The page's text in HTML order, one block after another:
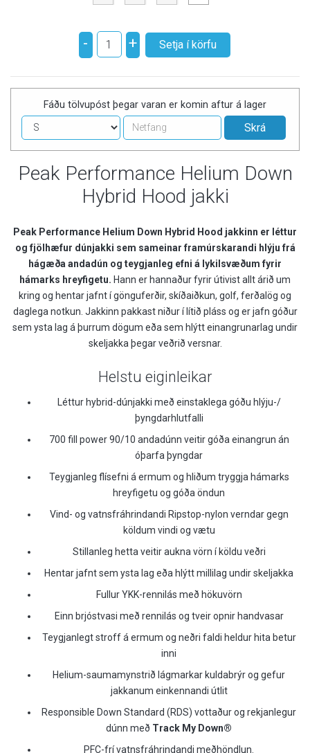
- +
Fáðu tölvupóst þegar varan er komin aftur á lager
Peak Performance Helium Down
Hybrid Hood jakki
Peak Performance Helium Down Hybrid Hood jakkinn er léttur
og fjölhæfur dúnjakki sem sameinar framúrskarandi hlýju frá
hágæða andadún og teygjanleg efni á lykilsvæðum fyrir
hámarks hreyfigetu. Hann er hannaður fyrir útivist allt árið um
kring og hentar jafnt í gönguferðir, skíðaiðkun, golf, ferðalög og
daglega notkun. Jakkinn pakkast niður í lítið pláss og er jafn góður
sem ysta lag á þurrum dögum eða sem hlýtt einangrunarlag undir
skeljakka þegar veðrið versnar.
Helstu eiginleikar
Léttur hybrid-dúnjakki með einstaklega góðu hlýju-/
þyngdarhlutfalli
700 fill power 90/10 andadúnn veitir góða einangrun án
óþarfa þyngdar
Teygjanleg flísefni á ermum og hliðum tryggja hámarks
hreyfigetu og góða öndun
Vind- og vatnsfráhrindandi Ripstop-nylon verndar gegn
köldum vindi og vætu
Stillanleg hetta veitir aukna vörn í köldu veðri
Hentar jafnt sem ysta lag eða hlýtt millilag undir skeljakka
Fullur YKK-rennilás með hökuvörn
Einn brjóstvasi með rennilás og tveir opnir handvasar
Teygjanlegt stroff á ermum og neðri faldi heldur hita betur
inni
Helium-saumamynstrið lágmarkar kuldabrýr og gefur
jakkanum einkennandi útlit
Responsible Down Standard (RDS) vottaður og rekjanlegur
dúnn með Track My Down®
PFC-frí vatnsfráhrindandi meðhöndlun.